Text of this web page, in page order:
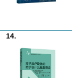
14.